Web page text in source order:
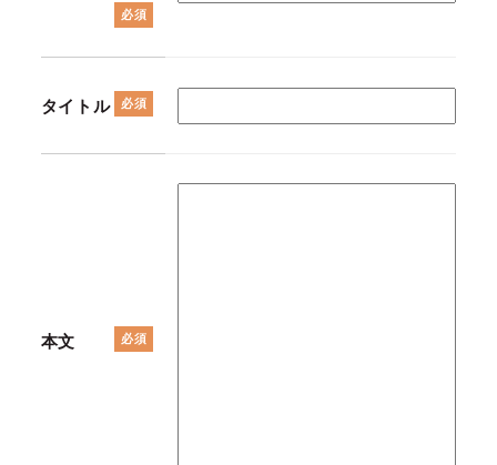
必須
タイトル 必須
本文 必須